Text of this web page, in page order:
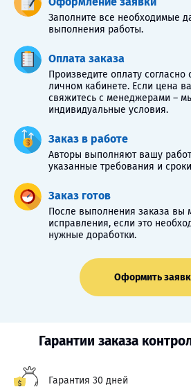
Заполните все необходимые
выполнения работы.
Оплата заказа
Произведите оплату согласно
личном кабинете. Если цена
свяжитесь с менеджерами –
индивидуальные условия.
Заказ в работе
Авторы выполняют вашу
указанные требования и
Заказ готов
После выполнения заказа вы
исправления, если это
нужные доработки.
Оформить
Гарантии заказа
Гарантия 30 дней